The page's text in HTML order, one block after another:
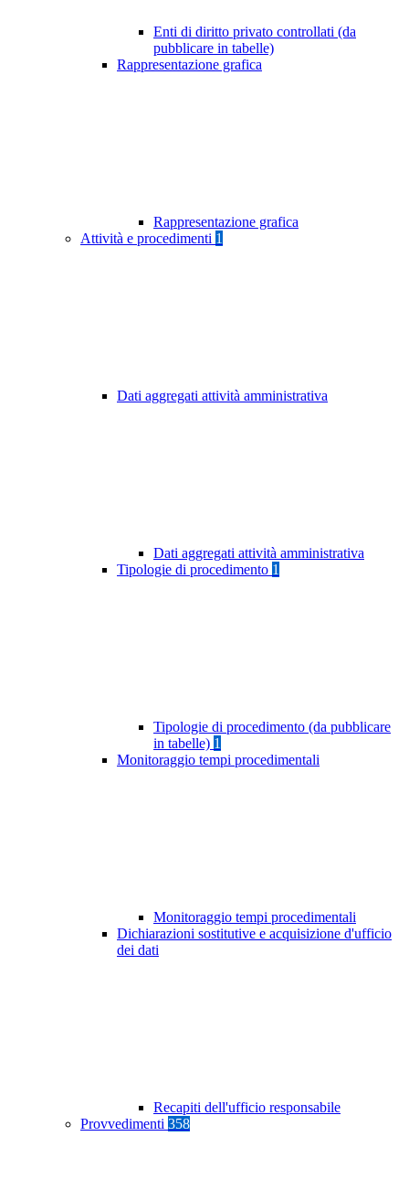
Enti di diritto privato controllati (da
pubblicare in tabelle)
Rappresentazione grafica
Rappresentazione grafica
Attività e procedimenti 1
Dati aggregati attività amministrativa
Dati aggregati attività amministrativa
Tipologie di procedimento 1
Tipologie di procedimento (da pubblicare
in tabelle) 1
Monitoraggio tempi procedimentali
Monitoraggio tempi procedimentali
Dichiarazioni sostitutive e acquisizione d'ufficio
dei dati
Recapiti dell'ufficio responsabile
Provvedimenti 358